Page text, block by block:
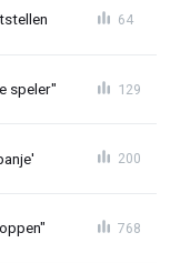
64
speler" 129
200
768